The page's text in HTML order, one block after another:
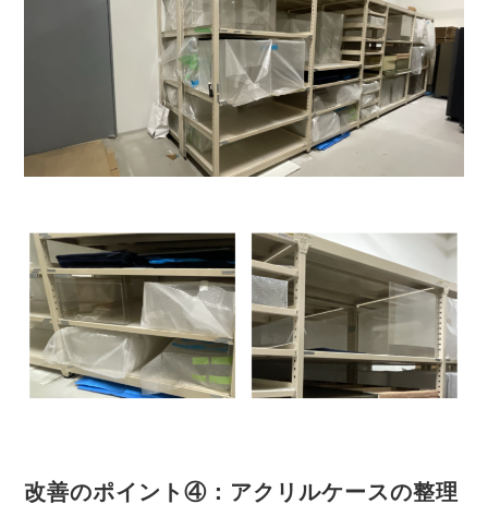
改善のポイント④：アクリルケースの整理